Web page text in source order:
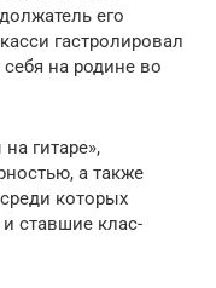
его
гастроли­ровал
на родине во
гитаре»,
а также
которых
и ставшие клас­